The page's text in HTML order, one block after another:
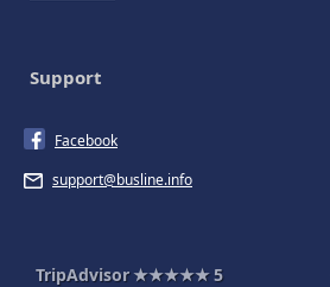
Support
Facebook
support@busline.info
TripAdvisor ★★★★★5